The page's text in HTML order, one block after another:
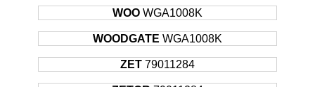
WOO WGA1008K
WOODGATE WGA1008K
ZET 79011284